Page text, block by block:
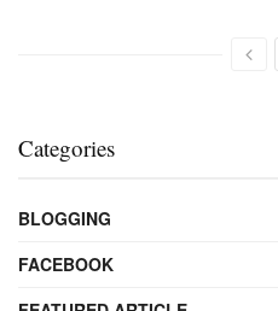
Categories
BLOGGING
FACEBOOK